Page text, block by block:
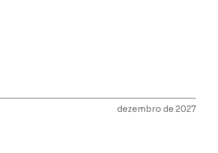
dezembro de 2027